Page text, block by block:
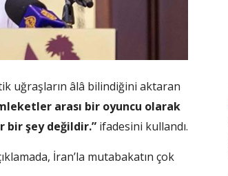
uğraşların âlâ bilindiğini aktaran
arası bir oyuncu olarak
şey değildir.” ifadesini kullandı.
İran’la mutabakatın çok